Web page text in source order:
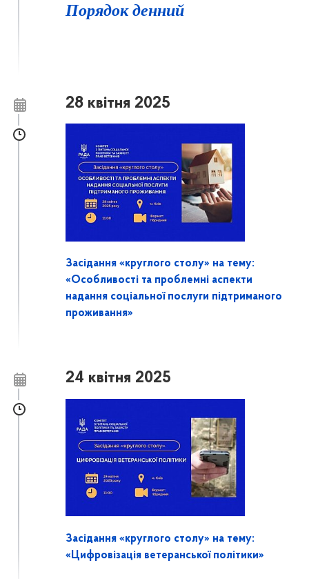
Порядок денний
28 квітня 2025
Засідання «круглого столу» на тему:
«Особливості та проблемні аспекти
надання соціальної послуги підтриманого
проживання»
24 квітня 2025
Засідання «круглого столу» на тему:
«Цифровізація ветеранської політики»